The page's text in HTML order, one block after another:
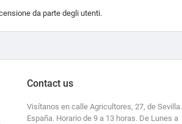
da parte degli utenti.
Contact us
Visítanos en calle Agricultores, 27, de Sevilla.
España. Horario de 9 a 13 horas. De Lunes a